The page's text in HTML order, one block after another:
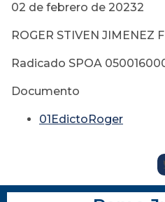
02 de febrero de 20232
ROGER STIVEN JIMENEZ
Radicado SPOA
Documento
01EdictoRoger